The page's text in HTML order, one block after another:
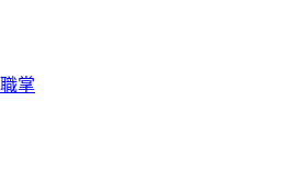
掌